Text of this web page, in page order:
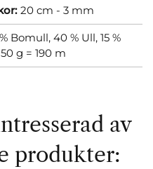
20 cm - 3 mm
Bomull, 40 % Ull, 15 %
g = 190 m
av
produkter: